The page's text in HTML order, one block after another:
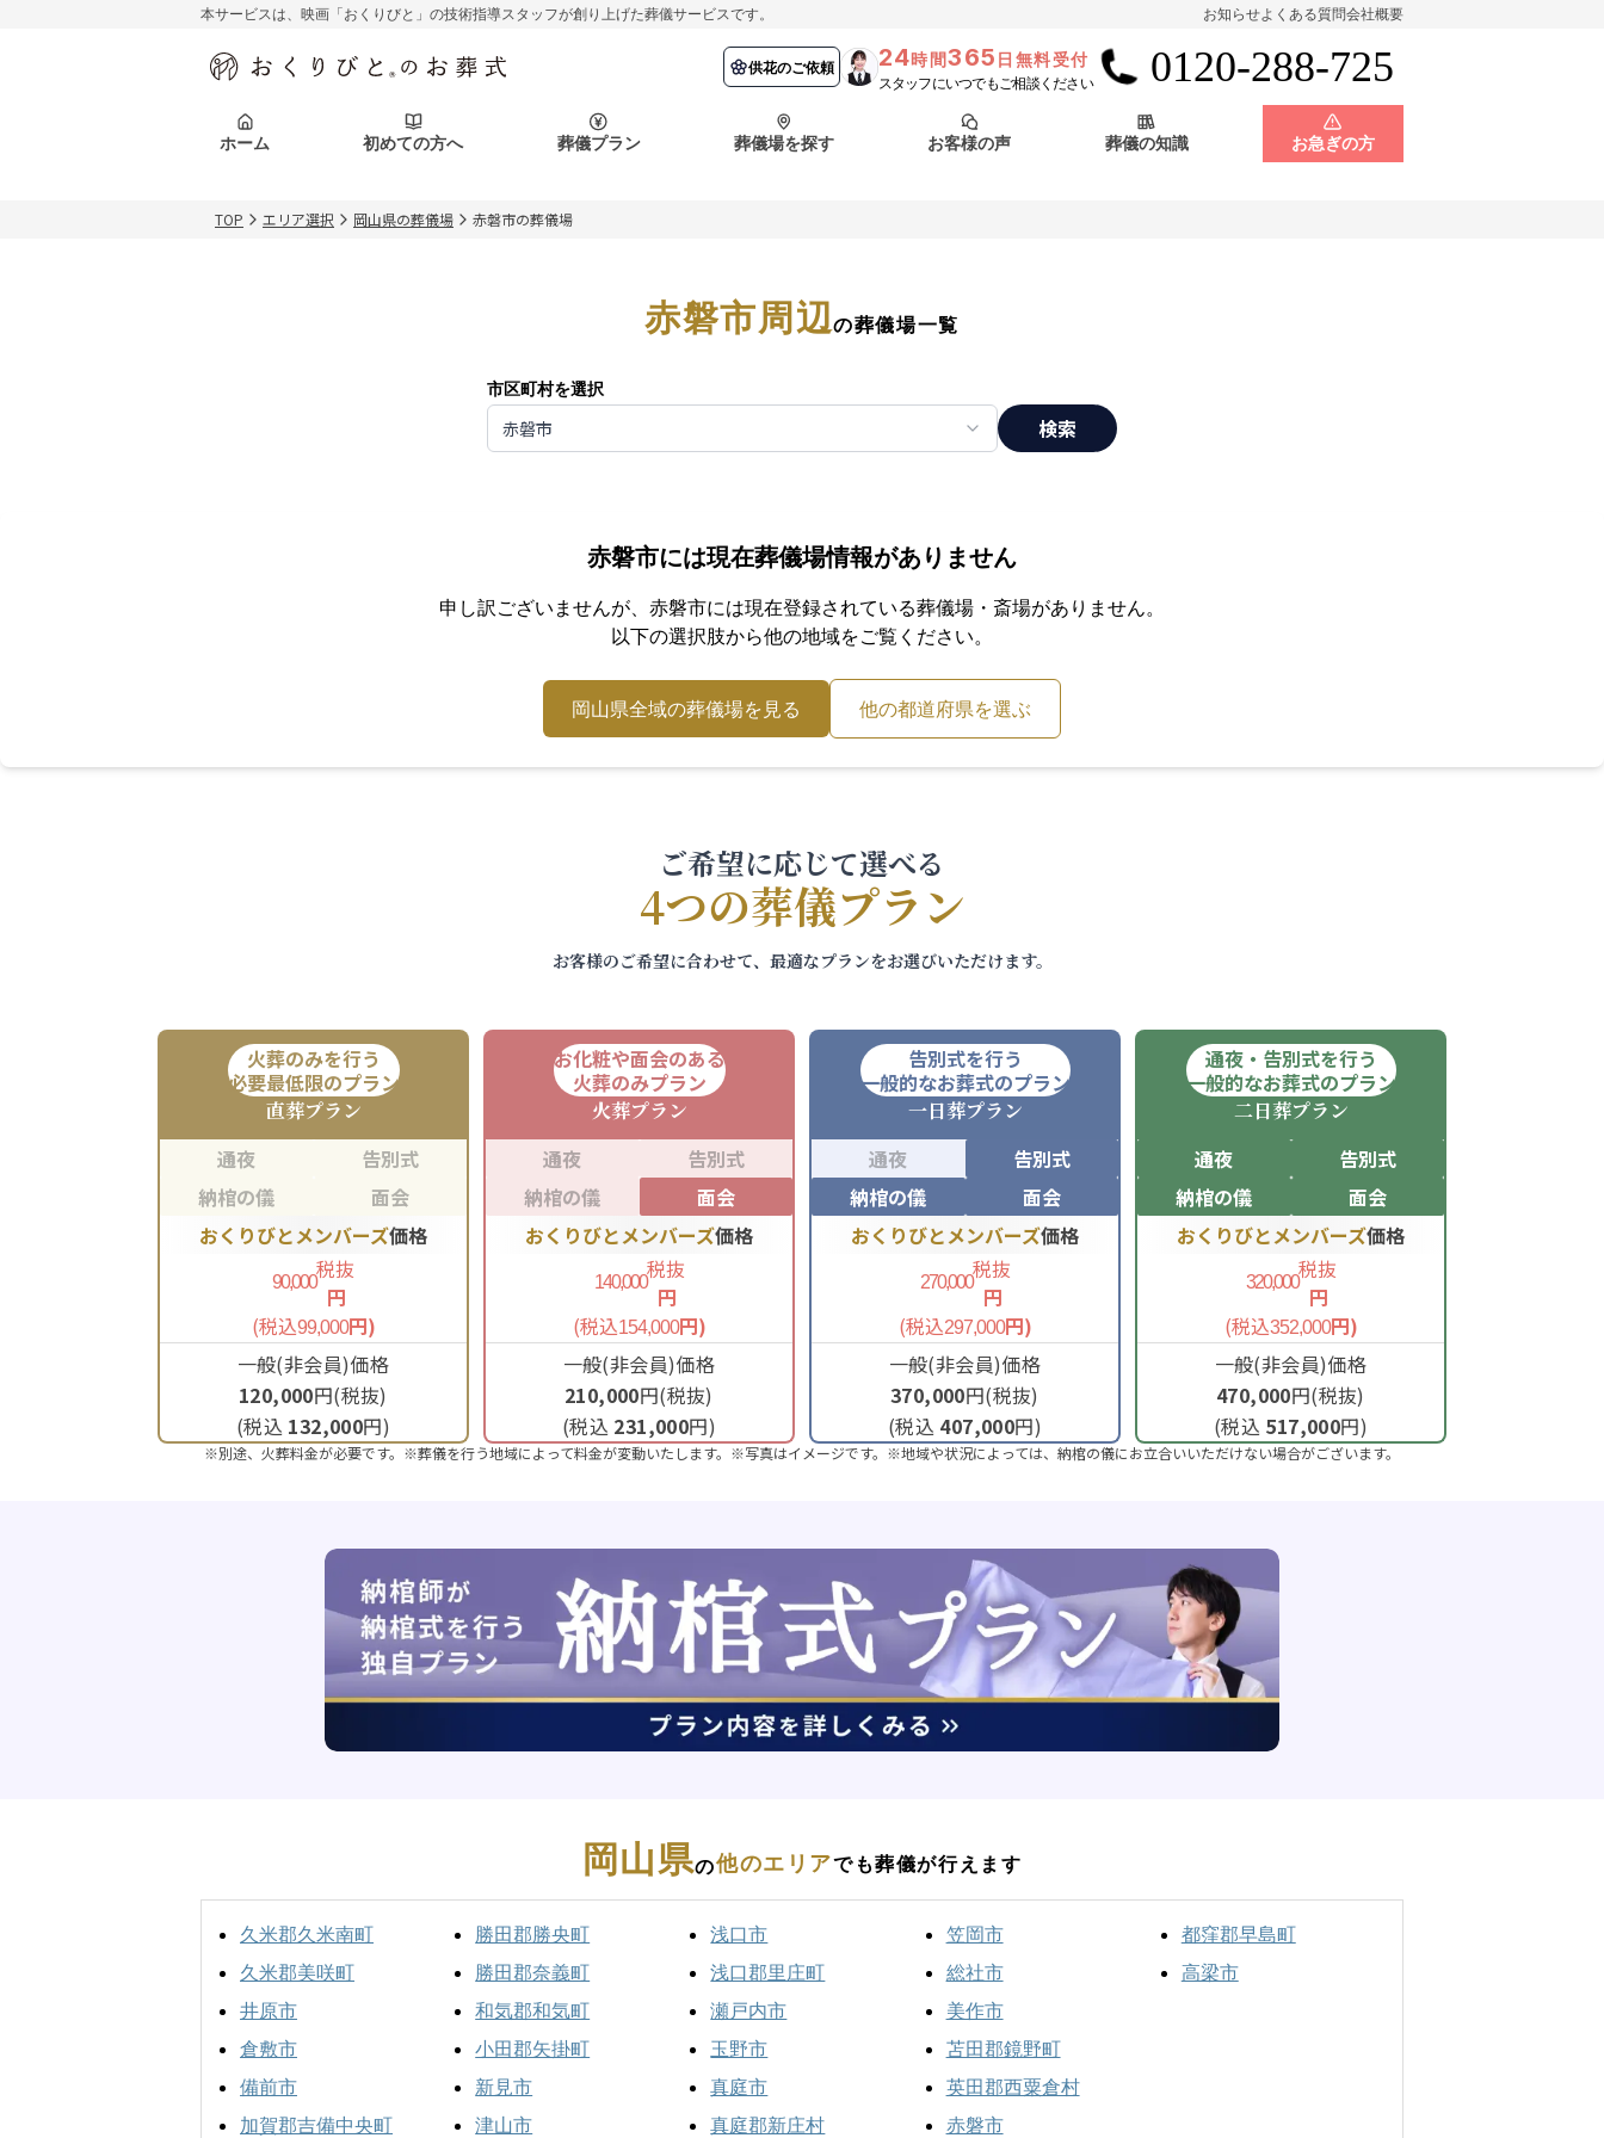
本サービスは、映画「おくりびと」の技術指導スタッフが創り上げた葬儀サービスです。 お知らせよくある質問会社概要
供花のご依頼 24時間365 日無料受付
スタッフにいつでもご相談ください 0120-288-725
ホーム 初めての方へ
初めての方へ 初めての方へ
葬儀プラン 葬儀場を探す
関東エリア 東京都
函館市
お客様の声
お客様の声 ご葬儀事例
葬儀の知識
葬儀の知識 葬儀の知識
お急ぎの方
初めての方へ 初めての方へ 納棺の儀とは？ 葬儀の流れ 会員制度
会社を知る スタッフ一覧
関東エリア 東京都 埼玉県 千葉県 神奈川県
北海道エリア 札幌市
お客様の声 ご葬儀事例 お客様の声 よくある質問
葬儀の知識 葬儀の知識 供花のご依頼
TOP エリア選択 岡山県の葬儀場 赤磐市の葬儀場
赤磐市周辺の葬儀場一覧
市区町村を選択
赤磐市 検索
赤磐市には現在葬儀場情報がありません
申し訳ございませんが、 赤磐市には現在登録されている葬儀場・斎場がありません。
以下の選択肢から他の地域をご覧ください。
岡山県全域の葬儀場を見る 他の都道府県を選ぶ
ご希望に応じて選べる
4つの葬儀プラン
お客様のご希望に合わせて、最適なプランをお選びいただけます。
火葬のみを行う
必要最低限のプラン
直葬プラン
通夜
告別式
納棺の儀
面会
おくりびとメンバーズ価格
90,000税抜
円
(税込99,000円)
一般(非会員)価格
120,000円(税抜)
(税込 132,000円)
お化粧や面会のある
火葬のみプラン
火葬プラン
通夜
告別式
納棺の儀
面会
おくりびとメンバーズ価格
140,000税抜
円
(税込154,000円)
一般(非会員)価格
210,000円(税抜)
(税込 231,000円)
告別式を行う
一般的なお葬式のプラン
一日葬プラン
通夜
告別式
納棺の儀
面会
おくりびとメンバーズ価格
270,000税抜
円
(税込297,000円)
一般(非会員)価格
370,000円(税抜)
(税込 407,000円)
通夜・告別式を行う
一般的なお葬式のプラン
二日葬プラン
通夜
告別式
納棺の儀
面会
おくりびとメンバーズ価格
320,000税抜
円
(税込352,000円)
一般(非会員)価格
470,000円(税抜)
(税込 517,000円)
※別途、火葬料金が必要です。※葬儀を行う地域によって料金が変動いたします。※写真はイメージです。※地域や状況によっては、納棺の儀にお立合いいただけない場合がございます。
岡山県の他のエリアでも葬儀が行えます
久米郡久米南町
久米郡美咲町
井原市
倉敷市
備前市
加賀郡吉備中央町
勝田郡勝央町
勝田郡奈義町
和気郡和気町
小田郡矢掛町
新見市
津山市
浅口市
浅口郡里庄町
瀬戸内市
玉野市
真庭市
真庭郡新庄村
笠岡市
総社市
美作市
苫田郡鏡野町
英田郡西粟倉村
赤磐市
都窪郡早島町
高梁市